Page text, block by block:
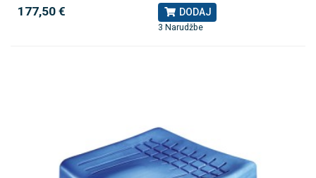
177,50 € DODAJ
3 Narudžbe